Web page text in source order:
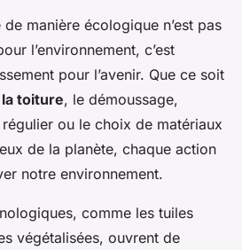
manière écologique n’est pas
l’environnement, c’est
pour l’avenir. Que ce soit
toiture, le démoussage,
régulier ou le choix de matériaux
de la planète, chaque action
notre environnement.
comme les tuiles
végétalisées, ouvrent de